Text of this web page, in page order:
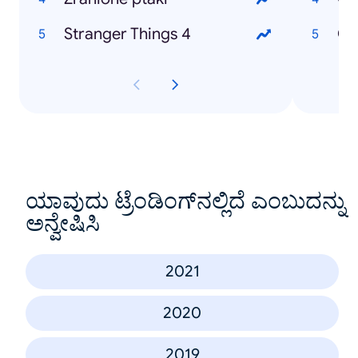
Stranger Things 4
ಯಾವುದು ಟ್ರೆಂಡಿಂಗ್‌ನಲ್ಲಿದೆ ಎಂಬುದನ್ನು
ಅನ್ವೇಷಿಸಿ
2021
2020